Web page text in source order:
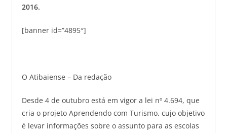
2016.
[banner id=”4895″]
O Atibaiense – Da redação
Desde 4 de outubro está em vigor a lei nº 4.694, que
cria o projeto Aprendendo com Turismo, cujo objetivo
é levar informações sobre o assunto para as escolas